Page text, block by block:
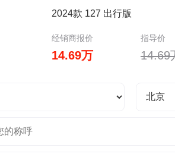
2024款 127 出行版
经销商报价 指导价
14.69万 14.69